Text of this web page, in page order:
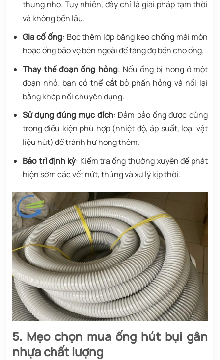
thủng nhỏ. Tuy nhiên, đây chỉ là giải pháp tạm thời
và không bền lâu.
Gia cố ống: Bọc thêm lớp băng keo chống mài mòn
hoặc ống bảo vệ bên ngoài để tăng độ bền cho ống.
Thay thế đoạn ống hỏng: Nếu ống bị hỏng ở một
đoạn nhỏ, bạn có thể cắt bỏ phần hỏng và nối lại
bằng khớp nối chuyên dụng.
Sử dụng đúng mục đích: Đảm bảo ống được dùng
trong điều kiện phù hợp (nhiệt độ, áp suất, loại vật
liệu hút) để tránh hư hỏng thêm.
Bảo trì định kỳ: Kiểm tra ống thường xuyên để phát
hiện sớm các vết nứt, thủng và xử lý kịp thời.
5. Mẹo chọn mua ống hút bụi gân
nhựa chất lượng